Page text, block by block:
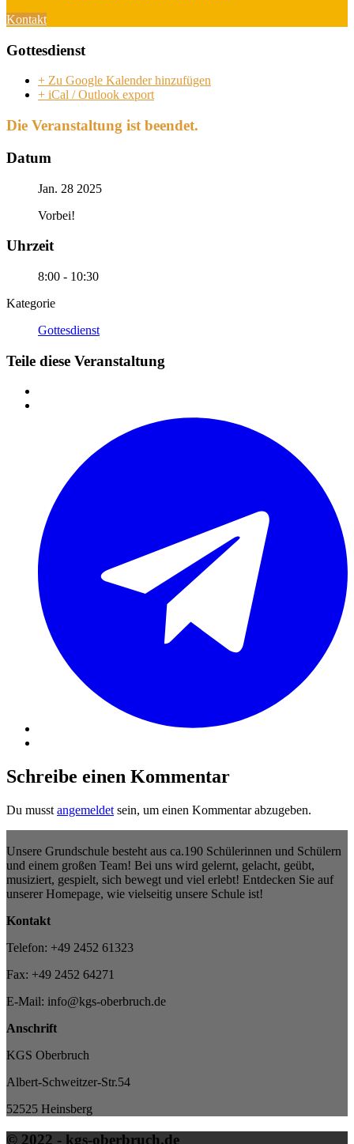
Kontakt
Gottesdienst
+ Zu Google Kalender hinzufügen
+ iCal / Outlook export
Die Veranstaltung ist beendet.
Datum
Jan. 28 2025
Vorbei!
Uhrzeit
8:00 - 10:30
Kategorie
Gottesdienst
Teile diese Veranstaltung
Schreibe einen Kommentar
Du musst angemeldet sein, um einen Kommentar abzugeben.
Unsere Grundschule besteht aus ca.190 Schülerinnen und Schülern
und einem großen Team! Bei uns wird gelernt, gelacht, geübt,
musiziert, gespielt, sich bewegt und viel erlebt! Entdecken Sie auf
unserer Homepage, wie vielseitig unsere Schule ist!
Kontakt
Telefon: +49 2452 61323
Fax: +49 2452 64271
E-Mail: info@kgs-oberbruch.de
Anschrift
KGS Oberbruch
Albert-Schweitzer-Str.54
52525 Heinsberg
© 2022 - kgs-oberbruch.de